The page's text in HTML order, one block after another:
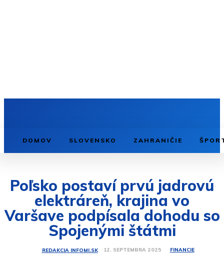
DOMOV SLOVENSKO ZAHRANIČIE
Poľsko postaví prvú jadrovú
elektráreň, krajina vo
Varšave podpísala dohodu so
Spojenými štátmi
REDAKCIA INFOMI.SK 12. SEPTEMBRA 2025 FINANCIE